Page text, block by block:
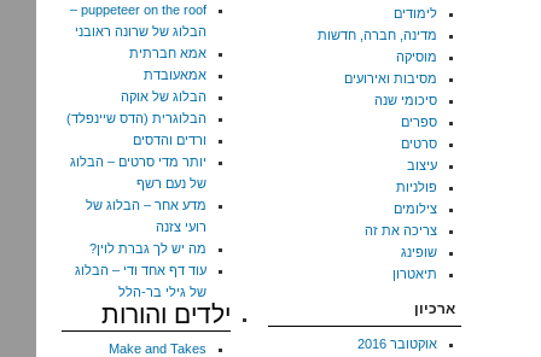
לימודים
מדינה, חברה, חדשות
מוסיקה
מסיבות ואירועים
סיכומי שנה
ספרים
סרטים
עיצוב
פולניות
צילומים
צריכה את זה
שופינג
תיאטרון
ארכיון
אוקטובר 2016
puppeteer on the roof –
הבלוג של שרונה ראובני
אמא חברתית
אמאעובדת
הבלוג של אוקה
הבלוגרית (הדס שיינפלד)
ורדים והדסים
יותר מדי סרטים – הבלוג
של נעם רשף
מדע אחר – הבלוג של
רועי צזנה
מה יש לך גברת לוין?
עוד דף אחד ודי – הבלוג
של גילי בר-הלל
ילדים והורות
Make and Takes